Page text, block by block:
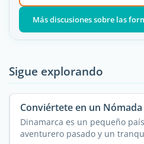
Más discusiones sobre las
Sigue explorando
Conviértete en un
Dinamarca es un pequeño
aventurero pasado y un